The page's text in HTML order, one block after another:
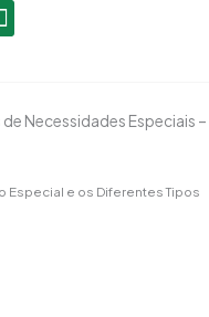
Necessidades Especiais –
Especial e os Diferentes Tipos